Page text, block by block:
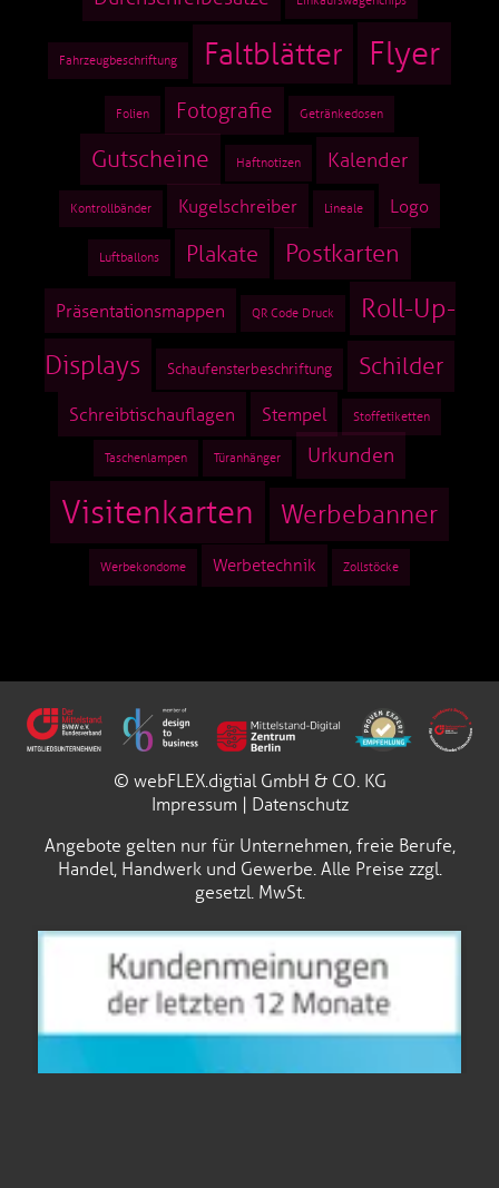
Fahrzeugbeschriftung Faltblätter Flyer
Folien Fotografie Getränkedosen
Gutscheine Haftnotizen Kalender
Kontrollbänder Kugelschreiber Lineale Logo
Luftballons Plakate Postkarten
Präsentationsmappen QR Code Druck
Roll-Up-
Displays
Schaufensterbeschriftung Schilder
Schreibtischauflagen Stempel Stoffetiketten
Taschenlampen Türanhänger Urkunden
Visitenkarten Werbebanner
Werbekondome Werbetechnik Zollstöcke
© webFLEX.digtial GmbH & CO. KG
Impressum| Datenschutz
Angebote gelten nur für Unternehmen, freie Berufe,
Handel, Handwerk und Gewerbe. Alle Preise zzgl.
gesetzl. MwSt.